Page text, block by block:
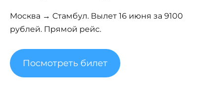
Москва → Стамбул. Вылет 16 июня за 9100
рублей. Прямой рейс.
Посмотреть билет